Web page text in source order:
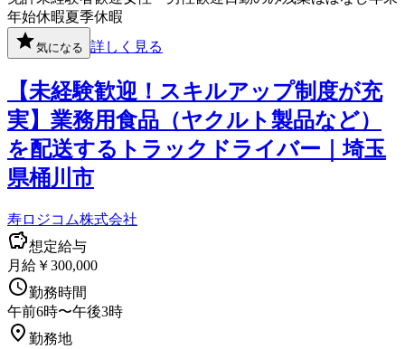
年始休暇夏季休暇
気になる 詳しく見る
【未経験歓迎！スキルアップ制度が充
実】業務用食品（ヤクルト製品など）
を配送するトラックドライバー｜埼玉
県桶川市
寿ロジコム株式会社
想定給与
月給￥300,000
勤務時間
午前6時〜午後3時
勤務地